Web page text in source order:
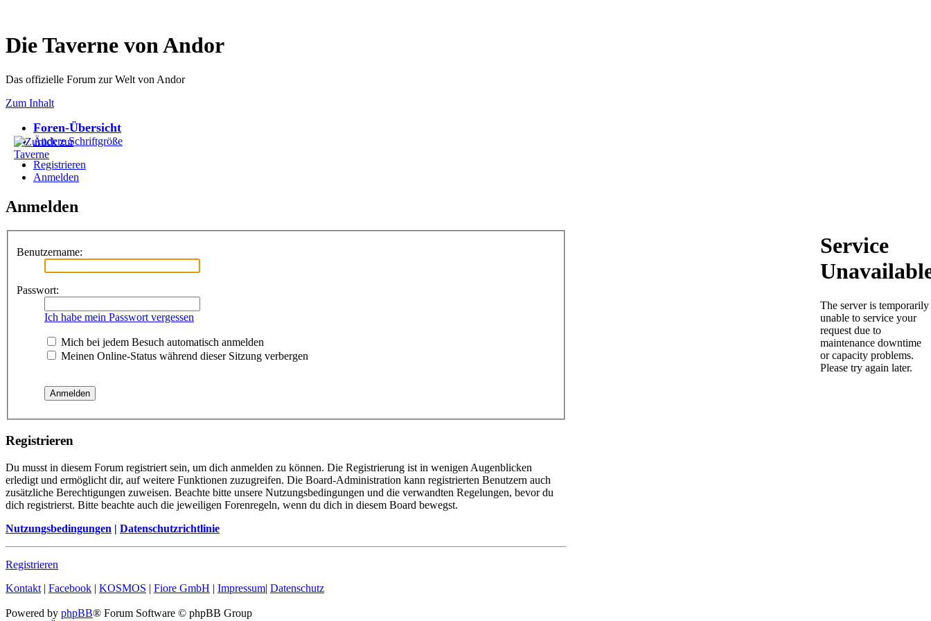
Die Taverne von Andor
Das offizielle Forum zur Welt von Andor
Zum Inhalt
Foren-Übersicht
Ändere Schriftgröße
Registrieren
Anmelden
Anmelden
Benutzername:
Passwort:
Ich habe mein Passwort vergessen
Mich bei jedem Besuch automatisch anmelden
Meinen Online-Status während dieser Sitzung verbergen
Registrieren
Du musst in diesem Forum registriert sein, um dich anmelden zu können. Die Registrierung ist in wenigen Augenblicken
erledigt und ermöglicht dir, auf weitere Funktionen zuzugreifen. Die Board-Administration kann registrierten Benutzern auch
zusätzliche Berechtigungen zuweisen. Beachte bitte unsere Nutzungsbedingungen und die verwandten Regelungen, bevor du
dich registrierst. Bitte beachte auch die jeweiligen Forenregeln, wenn du dich in diesem Board bewegst.
Nutzungsbedingungen | Datenschutzrichtlinie
Registrieren
Kontakt | Facebook | KOSMOS | Fiore GmbH | Impressum| Datenschutz
Powered by phpBB® Forum Software © phpBB Group